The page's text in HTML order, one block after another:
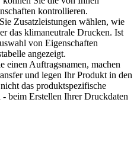
kontrollieren.
Zusatzleistungen wählen, wie
das klimaneutrale Drucken. Ist
von Eigenschaften
angezeigt.
einen Auftragsnamen, machen
und legen Ihr Produkt in den
das produktspezifische
beim Erstellen Ihrer Druckdaten